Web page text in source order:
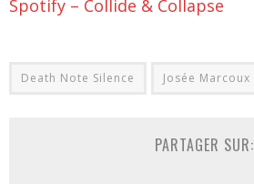
Spotify – Collide & Collapse
Death Note Silence Josée Marcoux
PARTAGER SUR: